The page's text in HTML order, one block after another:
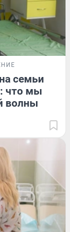
семьи
что мы
волны